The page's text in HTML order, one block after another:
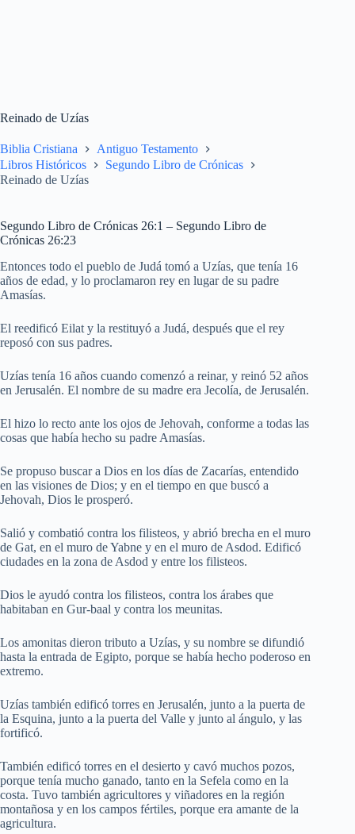
Reinado de Uzías
Biblia Cristiana
Antiguo Testamento
Libros Históricos
Segundo Libro de Crónicas
Reinado de Uzías
Segundo Libro de Crónicas 26:1 – Segundo Libro de
Crónicas 26:23
Entonces todo el pueblo de Judá tomó a Uzías, que tenía 16
años de edad, y lo proclamaron rey en lugar de su padre
Amasías.
El reedificó Eilat y la restituyó a Judá, después que el rey
reposó con sus padres.
Uzías tenía 16 años cuando comenzó a reinar, y reinó 52 años
en Jerusalén. El nombre de su madre era Jecolía, de Jerusalén.
El hizo lo recto ante los ojos de Jehovah, conforme a todas las
cosas que había hecho su padre Amasías.
Se propuso buscar a Dios en los días de Zacarías, entendido
en las visiones de Dios; y en el tiempo en que buscó a
Jehovah, Dios le prosperó.
Salió y combatió contra los filisteos, y abrió brecha en el muro
de Gat, en el muro de Yabne y en el muro de Asdod. Edificó
ciudades en la zona de Asdod y entre los filisteos.
Dios le ayudó contra los filisteos, contra los árabes que
habitaban en Gur-baal y contra los meunitas.
Los amonitas dieron tributo a Uzías, y su nombre se difundió
hasta la entrada de Egipto, porque se había hecho poderoso en
extremo.
Uzías también edificó torres en Jerusalén, junto a la puerta de
la Esquina, junto a la puerta del Valle y junto al ángulo, y las
fortificó.
También edificó torres en el desierto y cavó muchos pozos,
porque tenía mucho ganado, tanto en la Sefela como en la
costa. Tuvo también agricultores y viñadores en la región
montañosa y en los campos fértiles, porque era amante de la
agricultura.